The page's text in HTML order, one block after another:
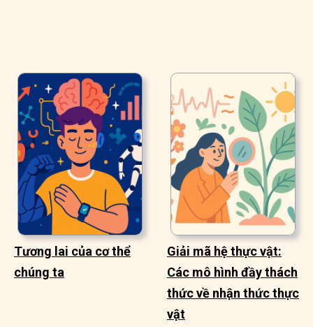
Tương lai của cơ thể
chúng ta
Giải mã hệ thực vật:
Các mô hình đầy thách
thức về nhận thức thực
vật